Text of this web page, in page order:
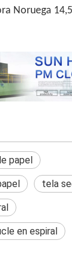
Noruega
papel
tela
en espiral